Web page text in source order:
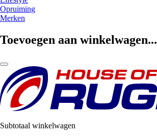
Opruiming
Merken
Toevoegen aan winkelwagen...
Subtotaal winkelwagen